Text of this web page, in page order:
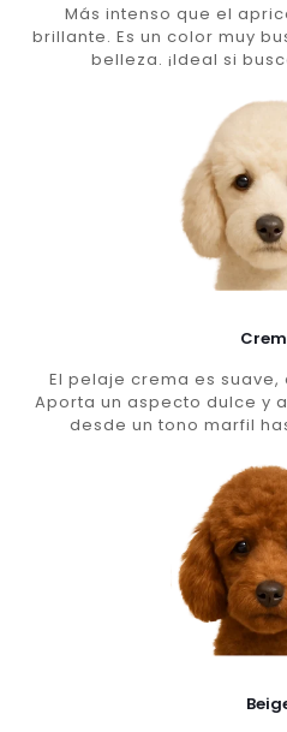
Más intenso que el
brillante. Es un color muy
belleza. ¡Ideal si
El pelaje crema es
Aporta un aspecto dulce y
desde un tono marfil